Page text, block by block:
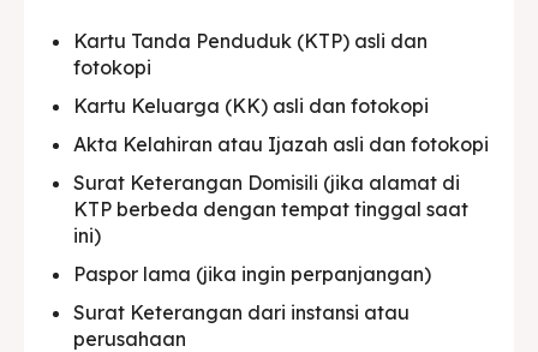
Kartu Tanda Penduduk (KTP) asli dan
fotokopi
Kartu Keluarga (KK) asli dan fotokopi
Akta Kelahiran atau Ijazah asli dan fotokopi
Surat Keterangan Domisili (jika alamat di
KTP berbeda dengan tempat tinggal saat
ini)
Paspor lama (jika ingin perpanjangan)
Surat Keterangan dari instansi atau
perusahaan